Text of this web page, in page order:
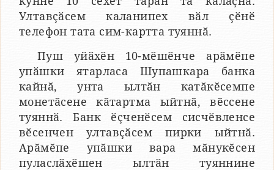
Ултавҫӑсем каланипех вӑл ҫӗнӗ
телефон тата сим-картта туяннӑ.
Пуш уйӑхӗн 10-мӗшӗнче арӑмӗпе
упӑшки ятарласа Шупашкара банка
кайнӑ, унта ылтӑн катӑкӗсемпе
монетӑсене кӑтартма ыйтнӑ, вӗссене
туяннӑ. Банк ӗҫченӗсем сисчӗвленсе
вӗсенчен ултавҫӑсем пирки ыйтнӑ.
Арӑмӗпе упӑшки вара мӑнукӗсен
пуласлӑхӗшен ылтӑн туяннине